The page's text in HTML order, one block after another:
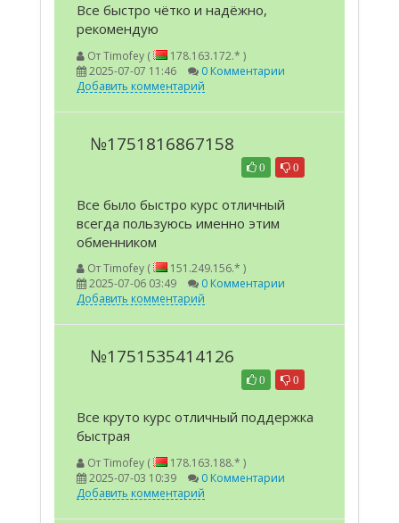
Все быстро чётко и надёжно,
рекомендую
ОтTimofey (
178.163.172.* )
2025-07-07 11:46
0 Комментарии
Добавить комментарий
№1751816867158
0
0
Все было быстро курс отличный
всегда пользуюсь именно этим
обменником
ОтTimofey (
151.249.156.* )
2025-07-06 03:49
0 Комментарии
Добавить комментарий
№1751535414126
0
0
Все круто курс отличный поддержка
быстрая
ОтTimofey (
178.163.188.* )
2025-07-03 10:39
0 Комментарии
Добавить комментарий